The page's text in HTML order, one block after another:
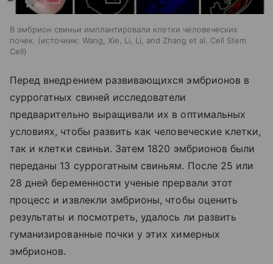
В эмбрион свиньи имплантировали клетки человеческих
почек.
источник: Wang, Xie, Li, Li, and Zhang et al. Cell Stem
Cell
Перед внедрением развивающихся эмбрионов в
суррогатных свиней исследователи
предварительно выращивали их в оптимальных
условиях, чтобы развить как человеческие клетки,
так и клетки свиньи. Затем 1820 эмбрионов были
переданы 13 суррогатным свиньям. После 25 или
28 дней беременности ученые прервали этот
процесс и извлекли эмбрионы, чтобы оценить
результаты и посмотреть, удалось ли развить
гуманизированные почки у этих химерных
эмбрионов.